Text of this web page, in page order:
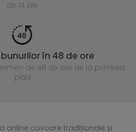
de 14 zile
în 48 de ore
de 48 de ore de la primirea
plății
online covoare tradiționale și